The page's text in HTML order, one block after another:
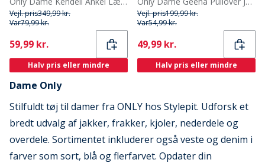
Vejl. pris349,99 kr.
Var79,99 kr.
Current
59,99 kr.
Halv pris eller mindre
Vejl. pris199,99 kr.
Var54,99 kr.
Current
49,99 kr.
Halv pris eller mindre
Dame Only
Stilfuldt tøj til damer fra ONLY hos Stylepit. Udforsk et
bredt udvalg af jakker, frakker, kjoler, nederdele og
overdele. Sortimentet inkluderer også veste og denim i
farver som sort, blå og flerfarvet. Opdater din